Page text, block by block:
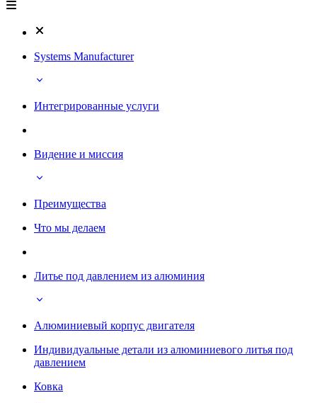
Systems Manufacturer
Интегрированные услуги
Видение и миссия
Преимущества
Что мы делаем
Литье под давлением из алюминия
Алюминиевый корпус двигателя
Индивидуальные детали из алюминиевого литья под
давлением
Ковка